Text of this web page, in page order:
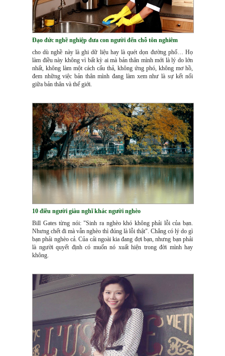
Đạo đức nghề nghiệp đưa con người đến chỗ tôn nghiêm
cho dù nghề này là ghi dữ liệu hay là quét dọn đường phố… Họ
làm điều này không vì bất kỳ ai mà bản thân mình mới là lý do lớn
nhất, không làm một cách cẩu thả, không ứng phó, không mơ hồ,
đem những việc bản thân mình đang làm xem như là sự kết nối
giữa bản thân và thế giới.
10 điều người giàu nghĩ khác người nghèo
Bill Gates từng nói: "Sinh ra nghèo khó không phải lỗi của bạn.
Nhưng chết đi mà vẫn nghèo thì đúng là lỗi thật". Chẳng có lý do gì
bạn phải nghèo cả. Của cải ngoài kia đang đợi bạn, nhưng bạn phải
là người quyết định có muốn nó xuất hiện trong đời mình hay
không.